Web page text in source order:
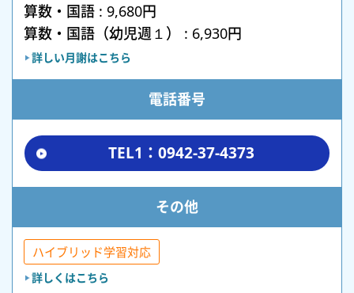
算数・国語 : 9,680円
算数・国語（幼児週１） : 6,930円
詳しい月謝はこちら
電話番号
TEL1：0942-37-4373
その他
ハイブリッド学習対応
詳しくはこちら